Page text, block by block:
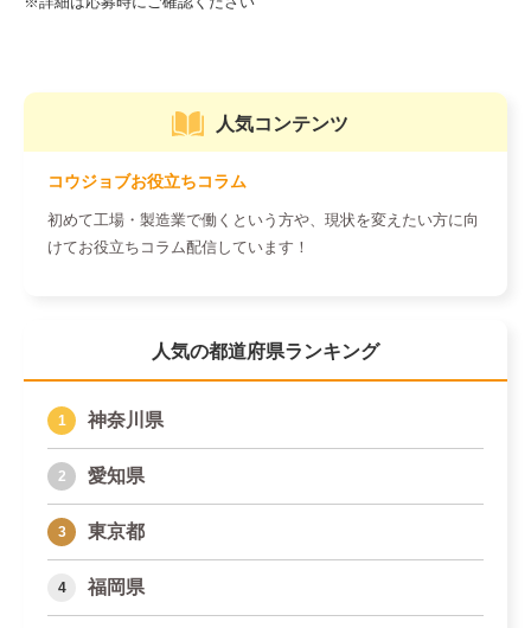
人気コンテンツ
コウジョブお役立ちコラム
初めて工場・製造業で働くという方や、現状を変えたい方に向
けてお役立ちコラム配信しています！
人気の都道府県ランキング
神奈川県
愛知県
東京都
福岡県